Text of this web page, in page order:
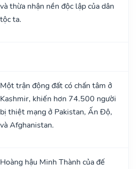
và thừa nhận nền độc lập của dân
tộc ta.
Một trận động đất có chấn tâm ở
Kashmir, khiến hơn 74.500 người
bị thiệt mạng ở Pakistan, Ấn Độ,
và Afghanistan.
Hoàng hậu Minh Thành của đế